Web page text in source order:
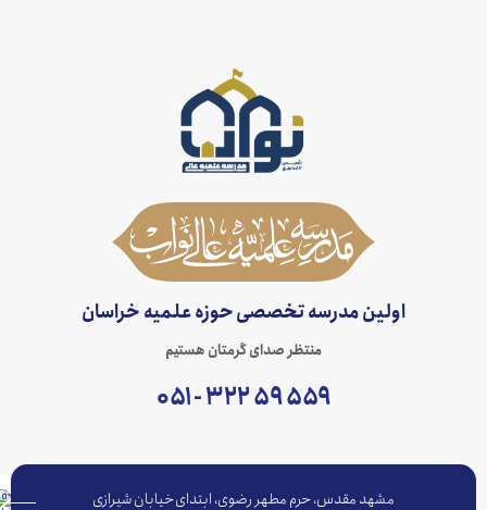
اولین مدرسه تخصصی حوزه علمیه خراسان
منتظر صدای گرمتان هستیم
مشهد مقدس، حرم مطهر رضوی، ابتدای خیابان شیرازی